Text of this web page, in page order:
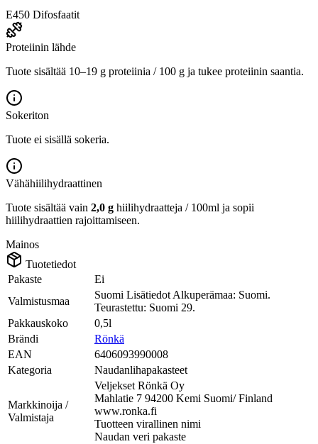
E450 Difosfaatit
Proteiinin lähde
Tuote sisältää 10–19 g proteiinia / 100 g ja tukee proteiinin saantia.
Sokeriton
Tuote ei sisällä sokeria.
Vähähiilihydraattinen
Tuote sisältää vain 2,0 g hiilihydraatteja / 100ml ja sopii
hiilihydraattien rajoittamiseen.
Mainos
Tuotetiedot
Pakaste
Ei
Valmistusmaa
Suomi Lisätiedot Alkuperämaa: Suomi.
Teurastettu: Suomi 29.
Pakkauskoko
0,5l
Brändi
Rönkä
EAN
6406093990008
Kategoria
Naudanlihapakasteet
Markkinoija /
Valmistaja
Veljekset Rönkä Oy
Mahlatie 7 94200 Kemi Suomi/ Finland
www.ronka.fi
Tuotteen virallinen nimi
Naudan veri pakaste